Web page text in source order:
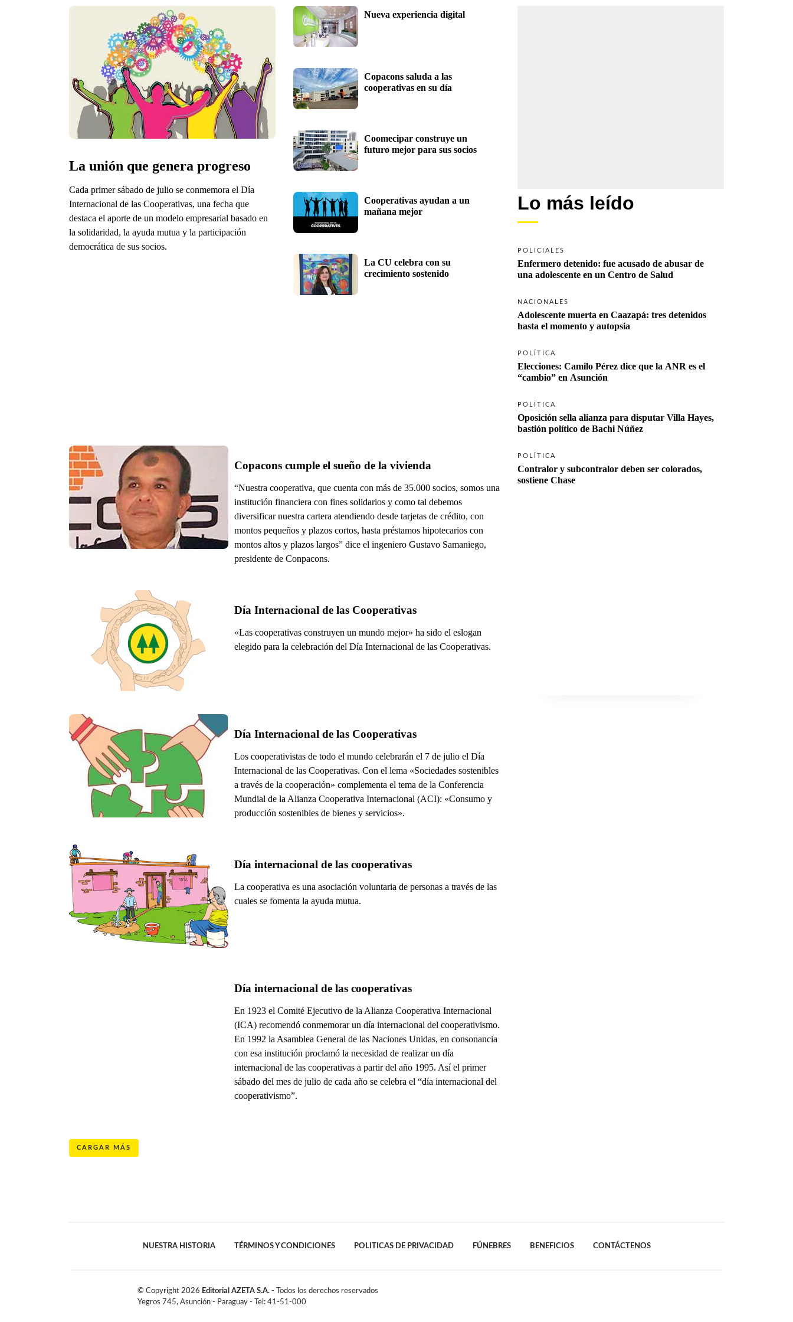
La unión que genera progreso
Cada primer sábado de julio se conmemora el Día
Internacional de las Cooperativas, una fecha que
destaca el aporte de un modelo empresarial basado en
la solidaridad, la ayuda mutua y la participación
democrática de sus socios.
Nueva experiencia digital
Copacons saluda a las
cooperativas en su día
Coomecipar construye un
futuro mejor para sus socios
Cooperativas ayudan a un
mañana mejor
La CU celebra con su
crecimiento sostenido
Copacons cumple el sueño de la vivienda
“Nuestra cooperativa, que cuenta con más de 35.000 socios, somos una
institución financiera con fines solidarios y como tal debemos
diversificar nuestra cartera atendiendo desde tarjetas de crédito, con
montos pequeños y plazos cortos, hasta préstamos hipotecarios con
montos altos y plazos largos” dice el ingeniero Gustavo Samaniego,
presidente de Conpacons.
Día Internacional de las Cooperativas
«Las cooperativas construyen un mundo mejor» ha sido el eslogan
elegido para la celebración del Día Internacional de las Cooperativas.
Día Internacional de las Cooperativas
Los cooperativistas de todo el mundo celebrarán el 7 de julio el Día
Internacional de las Cooperativas. Con el lema «Sociedades sostenibles
a través de la cooperación» complementa el tema de la Conferencia
Mundial de la Alianza Cooperativa Internacional (ACI): «Consumo y
producción sostenibles de bienes y servicios».
Día internacional de las cooperativas
La cooperativa es una asociación voluntaria de personas a través de las
cuales se fomenta la ayuda mutua.
Día internacional de las cooperativas
En 1923 el Comité Ejecutivo de la Alianza Cooperativa Internacional
(ICA) recomendó conmemorar un día internacional del cooperativismo.
En 1992 la Asamblea General de las Naciones Unidas, en consonancia
con esa institución proclamó la necesidad de realizar un día
internacional de las cooperativas a partir del año 1995. Así el primer
sábado del mes de julio de cada año se celebra el “día internacional del
cooperativismo”.
CARGAR MÁS
Lo más leído
POLICIALES
Enfermero detenido: fue acusado de abusar de
una adolescente en un Centro de Salud
NACIONALES
Adolescente muerta en Caazapá: tres detenidos
hasta el momento y autopsia
POLÍTICA
Elecciones: Camilo Pérez dice que la ANR es el
POLÍTICA
Oposición sella alianza para disputar Villa Hayes,
bastión político de Bachi Núñez
POLÍTICA
Contralor y subcontralor deben ser colorados,
sostiene Chase
NUESTRA HISTORIA TÉRMINOS Y CONDICIONES POLITICAS DE PRIVACIDAD FÚNEBRES BENEFICIOS CONTÁCTENOS
© Copyright 2026 Editorial AZETA S.A. - Todos los derechos reservados
Yegros 745, Asunción - Paraguay - Tel: 41-51-000